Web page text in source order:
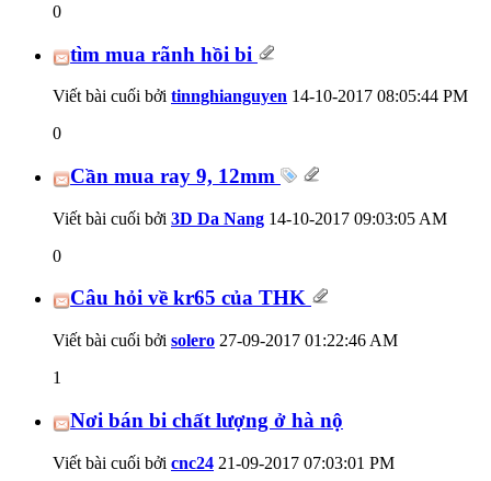
0
tìm mua rãnh hồi bi
Viết bài cuối bởi tinnghianguyen 14-10-2017 08:05:44 PM
0
Cần mua ray 9, 12mm
Viết bài cuối bởi 3D Da Nang 14-10-2017 09:03:05 AM
0
Câu hỏi về kr65 của THK
Viết bài cuối bởi solero 27-09-2017 01:22:46 AM
1
Nơi bán bi chất lượng ở hà nộ
Viết bài cuối bởi cnc24 21-09-2017 07:03:01 PM